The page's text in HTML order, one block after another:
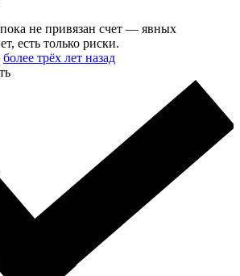
не привязан счет — явных
есть только риски.
более трёх лет назад